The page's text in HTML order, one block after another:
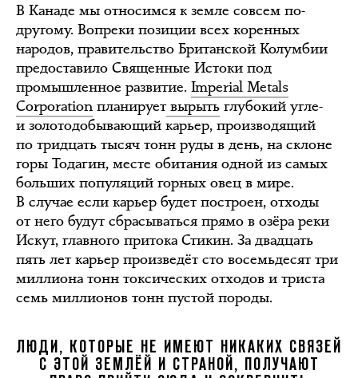
В Канаде мы относимся к земле совсем по-
другому. Вопреки позиции всех коренных
народов, правительство Британской Колумбии
предоставило Священные Истоки под
промышленное развитие. Imperial Metals
Corporation планируетвырыть глубокий угле-
и золотодобывающий карьер, производящий
по тридцать тысяч тонн руды в день, на склоне
горы Тодагин, месте обитания одной из самых
больших популяций горных овец в мире.
В случае если карьер будет построен, отходы
от него будут сбрасываться прямо в озёра реки
Искут, главного притока Стикин. За двадцать
пять лет карьер произведёт сто восемьдесят три
миллиона тонн токсических отходов и триста
семь миллионов тонн пустой породы.
ЛЮДИ, КОТОРЫЕ НЕ ИМЕЮТ НИКАКИХ СВЯЗЕЙ
С ЭТОЙ ЗЕМЛЁЙ И СТРАНОЙ, ПОЛУЧАЮТ